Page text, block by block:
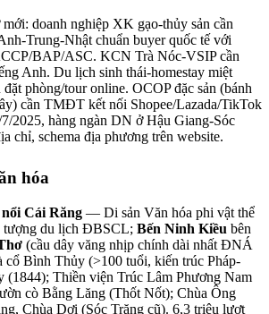
doanh nghiệp XK gạo-thủy sản cần
Trung-Nhật chuẩn buyer quốc tế với
BAP/ASC. KCN Trà Nóc-VSIP cần
Anh. Du lịch sinh thái-homestay miệt
phòng/tour online. OCOP đặc sản (bánh
cần TMĐT kết nối Shopee/Lazada/TikTok
7/2025, hàng ngàn DN ở Hậu Giang-Sóc
chỉ, schema địa phương trên website.
hóa
Cái Răng — Di sản Văn hóa phi vật thể
tượng du lịch ĐBSCL; Bến Ninh Kiều bên
(cầu dây văng nhịp chính dài nhất ĐNÁ
cổ Bình Thủy (>100 tuổi, kiến trúc Pháp-
Thiền viện Trúc Lâm Phương Nam
cò Bằng Lăng (Thốt Nốt); Chùa Ông
Chùa Dơi (Sóc Trăng cũ). 6,3 triệu lượt